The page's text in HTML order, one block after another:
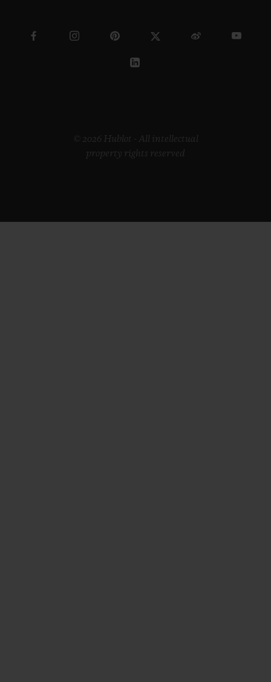
© 2026 Hublot - All intellectual
property rights reserved